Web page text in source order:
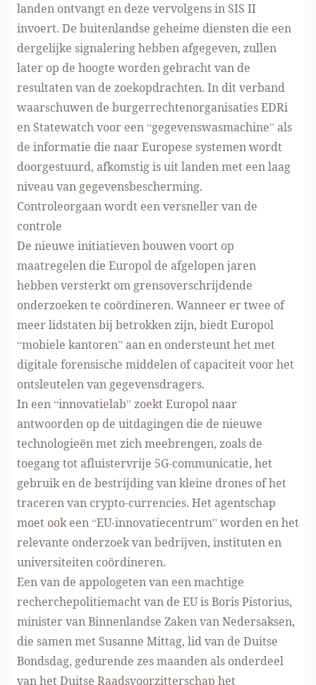
landen ontvangt en deze vervolgens in SIS II
invoert. De buitenlandse geheime diensten die een
dergelijke signalering hebben afgegeven, zullen
later op de hoogte worden gebracht van de
resultaten van de zoekopdrachten. In dit verband
waarschuwen de burgerrechtenorganisaties EDRi
en Statewatch voor een “gegevenswasmachine” als
de informatie die naar Europese systemen wordt
doorgestuurd, afkomstig is uit landen met een laag
niveau van gegevensbescherming.
Controleorgaan wordt een versneller van de
controle
De nieuwe initiatieven bouwen voort op
maatregelen die Europol de afgelopen jaren
hebben versterkt om grensoverschrijdende
onderzoeken te coördineren. Wanneer er twee of
meer lidstaten bij betrokken zijn, biedt Europol
“mobiele kantoren” aan en ondersteunt het met
digitale forensische middelen of capaciteit voor het
ontsleutelen van gegevensdragers.
In een “innovatielab” zoekt Europol naar
antwoorden op de uitdagingen die de nieuwe
technologieën met zich meebrengen, zoals de
toegang tot afluistervrije 5G-communicatie, het
gebruik en de bestrijding van kleine drones of het
traceren van crypto-currencies. Het agentschap
moet ook een “EU-innovatiecentrum” worden en het
relevante onderzoek van bedrijven, instituten en
universiteiten coördineren.
Een van de appologeten van een machtige
recherchepolitiemachtvan de EU is Boris Pistorius,
minister van Binnenlandse Zaken van Nedersaksen,
die samen met Susanne Mittag, lid van de Duitse
Bondsdag, gedurende zes maanden als onderdeel
van het Duitse Raadsvoorzitterschap het